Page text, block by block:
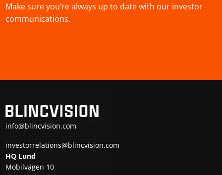
Make sure you’re always up to date with our investor
communications.
info@blincvision.com
investorrelations@blincvision.com
HQ Lund
Mobilvägen 10